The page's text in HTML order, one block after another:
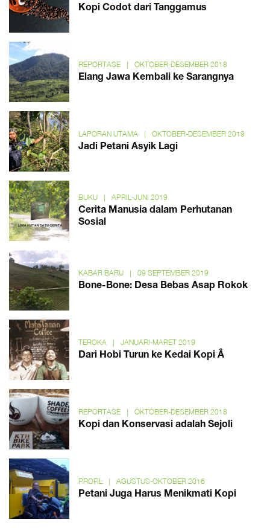
Kopi Codot dari Tanggamus
REPORTASE | OKTOBER-DESEMBER 2018
Elang Jawa Kembali ke Sarangnya
LAPORAN UTAMA | OKTOBER-DESEMBER 2019
Jadi Petani Asyik Lagi
BUKU | APRIL-JUNI 2019
Cerita Manusia dalam Perhutanan
Sosial
KABAR BARU | 09 SEPTEMBER 2019
Bone-Bone: Desa Bebas Asap Rokok
TEROKA | JANUARI-MARET 2019
Dari Hobi Turun ke Kedai Kopi Â
REPORTASE | OKTOBER-DESEMBER 2018
Kopi dan Konservasi adalah Sejoli
PROFIL | AGUSTUS-OKTOBER 2016
Petani Juga Harus Menikmati Kopi